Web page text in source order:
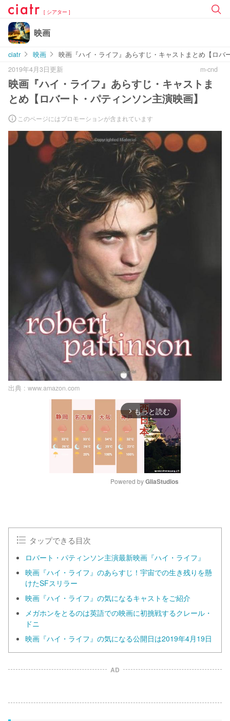
[ シアター ]
映画
ciatr 映画
映画『ハイ・ライフ』あらすじ・キャストまとめ【ロバ
2019年4月3日更新
m-cnd
映画『ハイ・ライフ』あらすじ・キャストま
とめ【ロバート・パティンソン主演映画】
このページにはプロモーションが含まれています
出典 : www.amazon.com
arrow_forward_ios もっと読む
Powered by GliaStudios
タップできる目次
ロバート・パティンソン主演最新映画『ハイ・ライフ』
映画『ハイ・ライフ』のあらすじ！宇宙での生き残りを懸
けたSFスリラー
映画『ハイ・ライフ』の気になるキャストをご紹介
メガホンをとるのは英語での映画に初挑戦するクレール・
ドニ
映画『ハイ・ライフ』の気になる公開日は2019年4月19日
AD